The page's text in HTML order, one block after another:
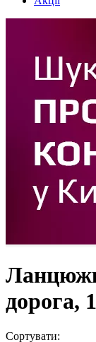
дорога, 1
Сортувати: